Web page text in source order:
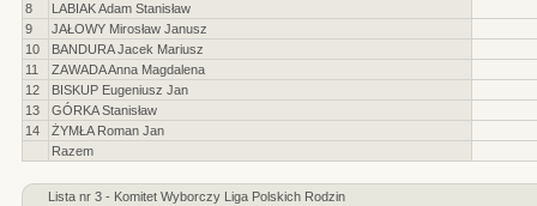
8
LABIAK Adam Stanisław
9
JAŁOWY Mirosław Janusz
10
BANDURA Jacek Mariusz
11
ZAWADA Anna Magdalena
12
BISKUP Eugeniusz Jan
13
GÓRKA Stanisław
14
ŻYMŁA Roman Jan
Razem
Lista nr 3 - Komitet Wyborczy Liga Polskich Rodzin